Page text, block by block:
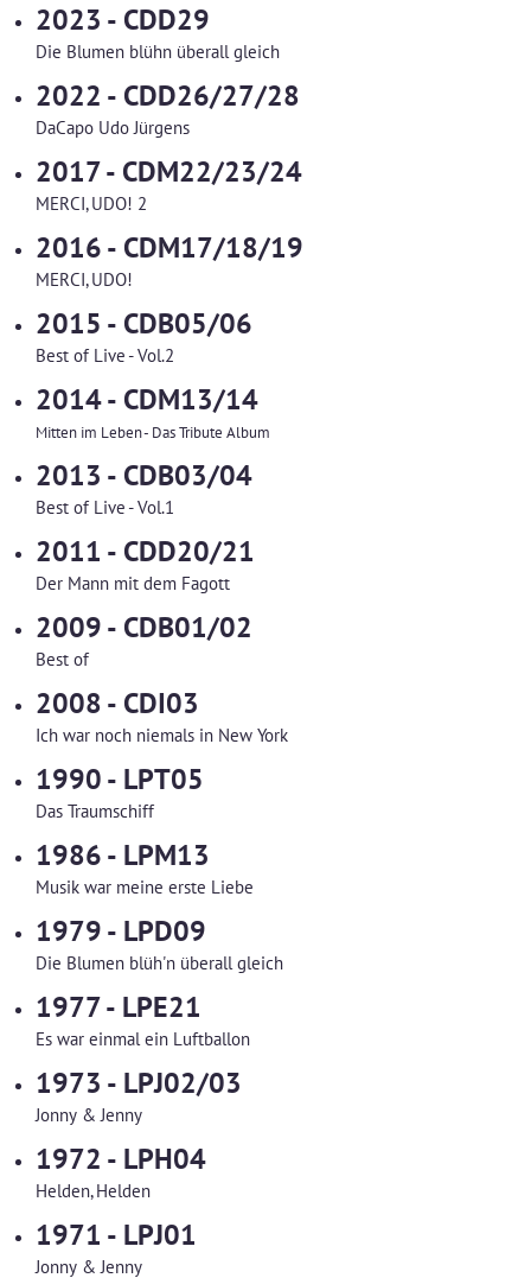
2023 - CDD29
Die Blumen blühn überall gleich
2022 - CDD26/27/28
DaCapo Udo Jürgens
2017 - CDM22/23/24
MERCI, UDO! 2
2016 - CDM17/18/19
MERCI, UDO!
2015 - CDB05/06
Best of Live - Vol.2
2014 - CDM13/14
Mitten im Leben - Das Tribute Album
2013 - CDB03/04
Best of Live - Vol.1
2011 - CDD20/21
Der Mann mit dem Fagott
2009 - CDB01/02
Best of
2008 - CDI03
Ich war noch niemals in New York
1990 - LPT05
Das Traumschiff
1986 - LPM13
Musik war meine erste Liebe
1979 - LPD09
Die Blumen blüh'n überall gleich
1977 - LPE21
Es war einmal ein Luftballon
1973 - LPJ02/03
Jonny & Jenny
1972 - LPH04
Helden, Helden
1971 - LPJ01
Jonny & Jenny